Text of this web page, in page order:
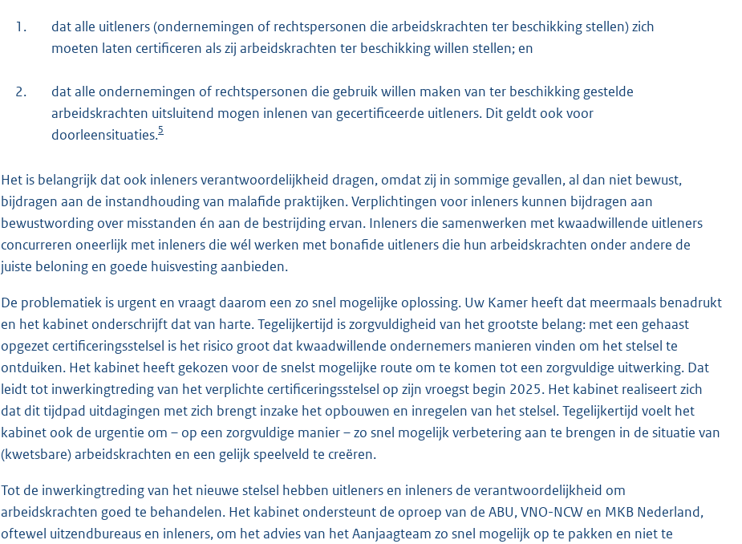
1.
dat alle uitleners (ondernemingen of rechtspersonen die arbeidskrachten ter beschikking stellen) zich
moeten laten certificeren als zij arbeidskrachten ter beschikking willen stellen; en
2.
dat alle ondernemingen of rechtspersonen die gebruik willen maken van ter beschikking gestelde
arbeidskrachten uitsluitend mogen inlenen van gecertificeerde uitleners. Dit geldt ook voor
doorleensituaties.5
Het is belangrijk dat ook inleners verantwoordelijkheid dragen, omdat zij in sommige gevallen, al dan niet bewust,
bijdragen aan de instandhouding van malafide praktijken. Verplichtingen voor inleners kunnen bijdragen aan
bewustwording over misstanden én aan de bestrijding ervan. Inleners die samenwerken met kwaadwillende uitleners
concurreren oneerlijk met inleners die wél werken met bonafide uitleners die hun arbeidskrachten onder andere de
juiste beloning en goede huisvesting aanbieden.
De problematiek is urgent en vraagt daarom een zo snel mogelijke oplossing. Uw Kamer heeft dat meermaals benadrukt
en het kabinet onderschrijft dat van harte. Tegelijkertijd is zorgvuldigheid van het grootste belang: met een gehaast
opgezet certificeringsstelsel is het risico groot dat kwaadwillende ondernemers manieren vinden om het stelsel te
ontduiken. Het kabinet heeft gekozen voor de snelst mogelijke route om te komen tot een zorgvuldige uitwerking. Dat
leidt tot inwerkingtreding van het verplichte certificeringsstelsel op zijn vroegst begin 2025. Het kabinet realiseert zich
dat dit tijdpad uitdagingen met zich brengt inzake het opbouwen en inregelen van het stelsel. Tegelijkertijd voelt het
kabinet ook de urgentie om – op een zorgvuldige manier – zo snel mogelijk verbetering aan te brengen in de situatie van
(kwetsbare) arbeidskrachten en een gelijk speelveld te creëren.
Tot de inwerkingtreding van het nieuwe stelsel hebben uitleners en inleners de verantwoordelijkheid om
arbeidskrachten goed te behandelen. Het kabinet ondersteunt de oproep van de ABU, VNO-NCW en MKB Nederland,
oftewel uitzendbureaus en inleners, om het advies van het Aanjaagteam zo snel mogelijk op te pakken en niet te